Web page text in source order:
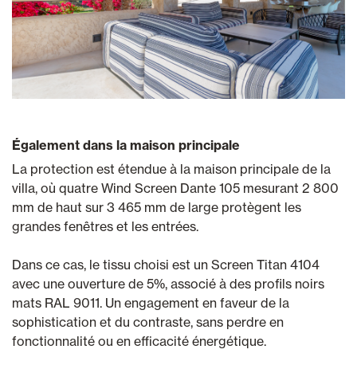
Également dans la maison principale
La protection est étendue à la maison principale de la
villa, où quatre Wind Screen Dante 105 mesurant 2 800
mm de haut sur 3 465 mm de large protègent les
grandes fenêtres et les entrées.
Dans ce cas, le tissu choisi est un Screen Titan 4104
avec une ouverture de 5%, associé à des profils noirs
mats RAL 9011. Un engagement en faveur de la
sophistication et du contraste, sans perdre en
fonctionnalité ou en efficacité énergétique.